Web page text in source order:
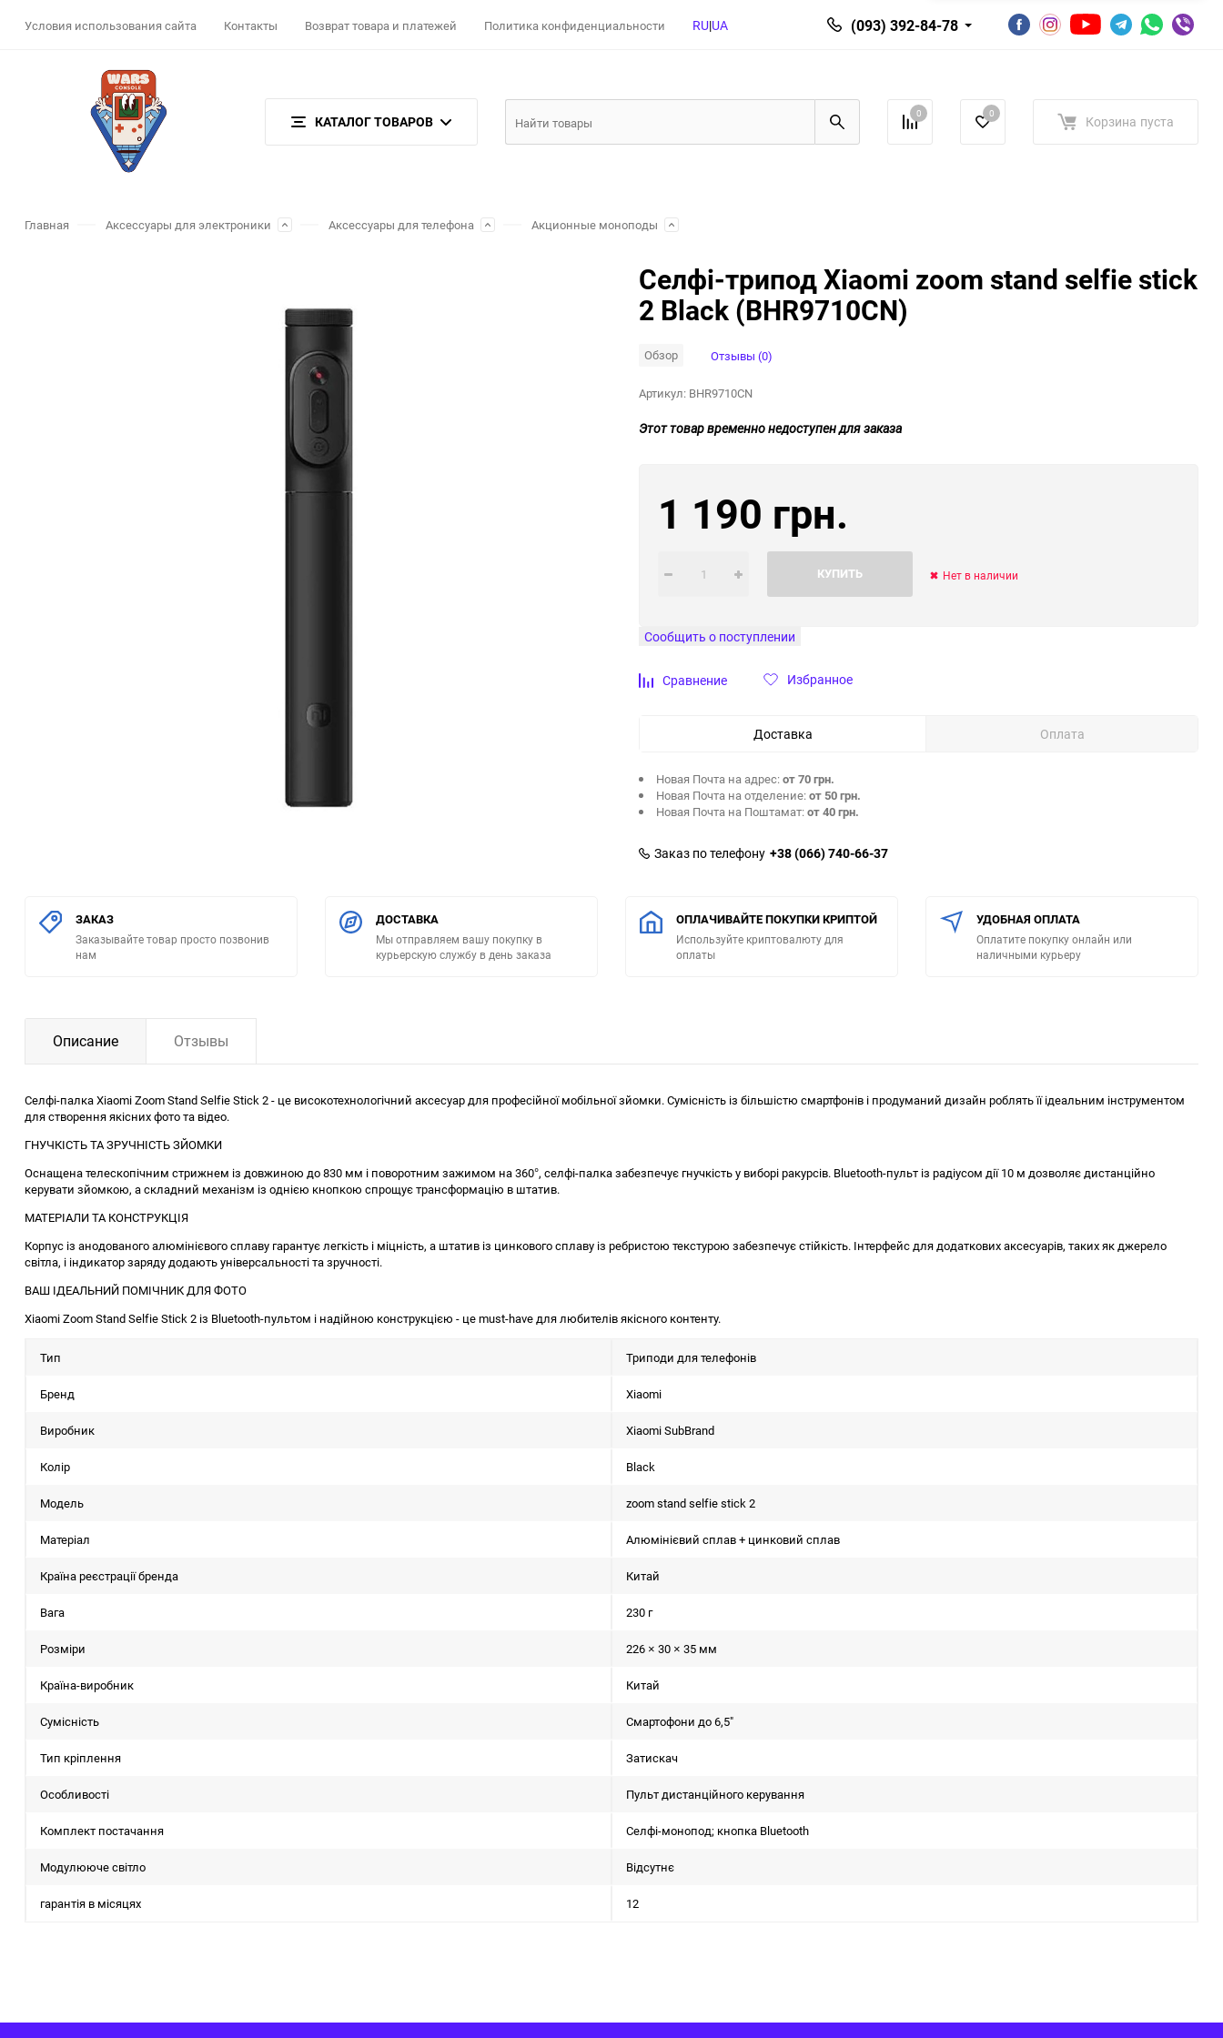
Условия использования сайта Контакты Возврат товара и платежей Политика конфиденциальности RU|UA (093) 392-84-78
КАТАЛОГ ТОВАРОВ 0 0 Корзина пуста
Главная Аксессуары для электроники Аксессуары для телефона Акционные моноподы
Селфі-трипод Xiaomi zoom stand selfie stick
2 Black (BHR9710CN)
Обзор Отзывы (0)
Артикул: BHR9710CN
Этот товар временно недоступен для заказа
1 190 грн.
КУПИТЬ Нет в наличии
Сообщить о поступлении
Сравнение Избранное
Доставка Оплата
Новая Почта на адрес:от 70 грн.
Новая Почта на отделение:от 50 грн.
Новая Почта на Поштамат:от 40 грн.
Заказ по телефону +38 (066) 740-66-37
ЗАКАЗ
Заказывайте товар просто позвонив
нам
ДОСТАВКА
Мы отправляем вашу покупку в
курьерскую службу в день заказа
ОПЛАЧИВАЙТЕ ПОКУПКИ КРИПТОЙ
Используйте криптовалюту для
оплаты
УДОБНАЯ ОПЛАТА
Оплатите покупку онлайн или
наличными курьеру
Описание Отзывы
Селфі-палка Xiaomi Zoom Stand Selfie Stick 2 - це високотехнологічний аксесуар для професійної мобільної зйомки. Сумісність із більшістю смартфонів і продуманий дизайн роблять її ідеальним інструментом
для створення якісних фото та відео.
ГНУЧКІСТЬ ТА ЗРУЧНІСТЬ ЗЙОМКИ
Оснащена телескопічним стрижнем із довжиною до 830 мм і поворотним зажимом на 360°, селфі-палка забезпечує гнучкість у виборі ракурсів. Bluetooth-пульт із радіусом дії 10 м дозволяє дистанційно
керувати зйомкою, а складний механізм із однією кнопкою спрощує трансформацію в штатив.
МАТЕРІАЛИ ТА КОНСТРУКЦІЯ
Корпус із анодованого алюмінієвого сплаву гарантує легкість і міцність, а штатив із цинкового сплаву із ребристою текстурою забезпечує стійкість. Інтерфейс для додаткових аксесуарів, таких як джерело
світла, і індикатор заряду додають універсальності та зручності.
ВАШ ІДЕАЛЬНИЙ ПОМІЧНИК ДЛЯ ФОТО
Xiaomi Zoom Stand Selfie Stick 2 із Bluetooth-пультом і надійною конструкцією - це must-have для любителів якісного контенту.
Тип Триподи для телефонів
Бренд Xiaomi
Виробник Xiaomi SubBrand
Колір Black
Модель zoom stand selfie stick 2
Матеріал Алюмінієвий сплав + цинковий сплав
Країна реєстрації бренда Китай
Вага 230 г
Розміри 226 × 30 × 35 мм
Країна-виробник Китай
Сумісність Смартофони до 6,5"
Тип кріплення Затискач
Особливості Пульт дистанційного керування
Комплект постачання Селфі-монопод; кнопка Bluetooth
Модулююче світло Відсутнє
гарантія в місяцях 12